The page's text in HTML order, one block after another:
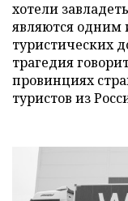
хотели
являются одним
туристических
трагедия
провинциях
туристов из